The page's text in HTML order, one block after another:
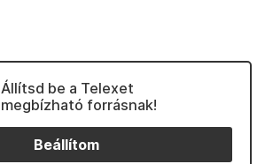
Állítsd be a Telexet
megbízható forrásnak!
Beállítom